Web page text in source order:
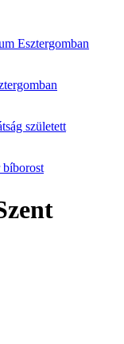
Esztergomban
született
bíborost